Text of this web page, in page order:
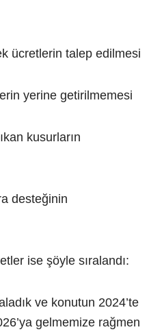
ücretlerin talep edilmesi
yerine getirilmemesi
kusurların
desteğinin
ise şöyle sıralandı:
ve konutun 2024’te
gelmemize rağmen